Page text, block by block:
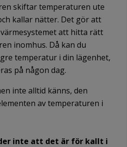
skiftar temperaturen ute
kallar nätter. Det gör att
att hitta rätt
inomhus. Då kan du
temperatur i din lägenhet,
på någon dag.
inte alltid känns, den
av temperaturen i
inte att det är för kallt i